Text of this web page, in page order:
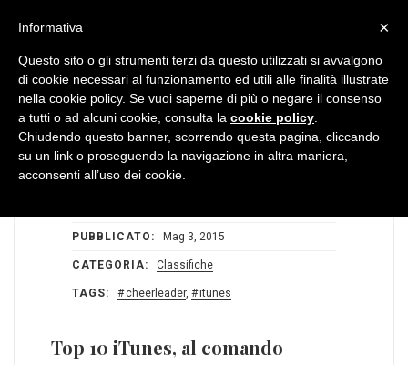
STATS: 1 0
PUBBLICATO: Mag 3, 2015
CATEGORIA: Classifiche
TAGS: cheerleader, itunes
Top 10 iTunes, al comando
×
Informativa
Questo sito o gli strumenti terzi da questo utilizzati si avvalgono
di cookie necessari al funzionamento ed utili alle finalità illustrate
nella cookie policy. Se vuoi saperne di più o negare il consenso
a tutti o ad alcuni cookie, consulta la cookie policy
Chiudendo questo banner, scorrendo questa pagina, cliccando
su un link o proseguendo la navigazione in altra maniera,
acconsenti all’uso dei cookie.